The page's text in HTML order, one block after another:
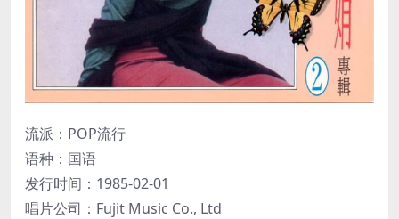
流派：POP流行
语种：国语
发行时间：1985-02-01
唱片公司：Fujit Music Co., Ltd